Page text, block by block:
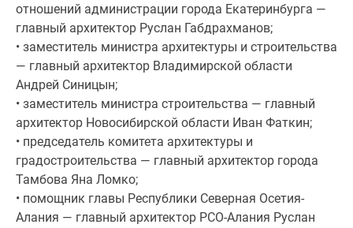
недвижимости
Мнение
эксперта
Аналитика
рынка
Покупателю
Экспертиза
новостроек
Эксперты
авторы
отношений администрации города Екатеринбурга —
главный архитектор Руслан Габдрахманов;
• заместитель министра архитектуры и строительства
— главный архитектор Владимирской области
Андрей Синицын;
• заместитель министра строительства — главный
архитектор Новосибирской области Иван Фаткин;
• председатель комитета архитектуры и
градостроительства — главный архитектор города
Тамбова Яна Ломко;
• помощник главы Республики Северная Осетия-
Алания — главный архитектор РСО-Алания Руслан